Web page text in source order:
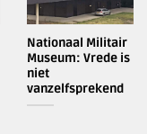
Nationaal Militair
Museum: Vrede is
niet
vanzelfsprekend